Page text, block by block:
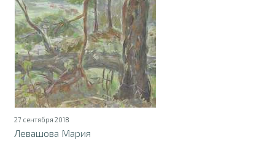
27 сентября 2018
Левашова Мария